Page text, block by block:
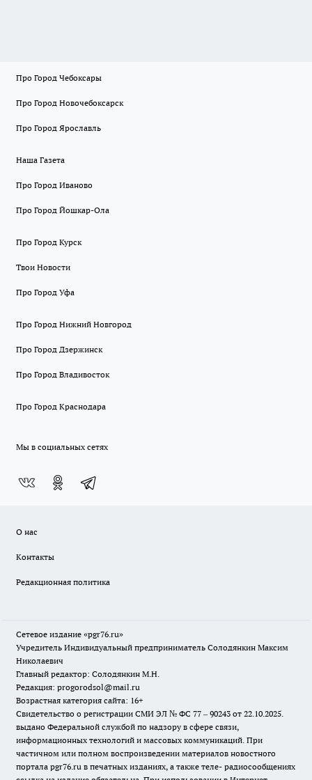
Про Город Чебоксары
Про Город Новочебоксарск
Про Город Ярославль
Наша Газета
Про Город Иваново
Про Город Йошкар-Ола
Про Город Курск
Твои Новости
Про Город Уфа
Про Город Нижний Новгород
Про Город Дзержинск
Про Город Владивосток
Про Город Краснодара
Мы в социальных сетях
О нас
Контакты
Редакционная политика
Сетевое издание «pgr76.ru»
Учредитель Индивидуальный предприниматель Солодянкин Максим
Николаевич
Главный редактор: Солодянкин М.Н.
Редакция: progorodsol@mail.ru
Возрастная категория сайта: 16+
Свидетельство о регистрации СМИ ЭЛ № ФС 77 – 90243 от 22.10.2025.
выдано Федеральной службой по надзору в сфере связи,
информационных технологий и массовых коммуникаций. При
частичном или полном воспроизведении материалов новостного
портала pgr76.ru в печатных изданиях, а также теле- радиосообщениях